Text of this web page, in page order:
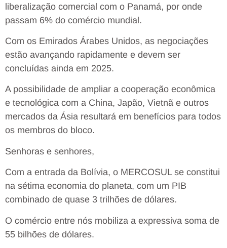
liberalização comercial com o Panamá, por onde
passam 6% do comércio mundial.
Com os Emirados Árabes Unidos, as negociações
estão avançando rapidamente e devem ser
concluídas ainda em 2025.
A possibilidade de ampliar a cooperação econômica
e tecnológica com a China, Japão, Vietnã e outros
mercados da Ásia resultará em benefícios para todos
os membros do bloco.
Senhoras e senhores,
Com a entrada da Bolívia, o MERCOSUL se constitui
na sétima economia do planeta, com um PIB
combinado de quase 3 trilhões de dólares.
O comércio entre nós mobiliza a expressiva soma de
55 bilhões de dólares.